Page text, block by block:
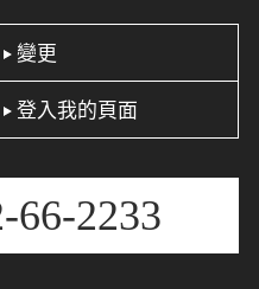
變更
登入我的頁面
66-2233